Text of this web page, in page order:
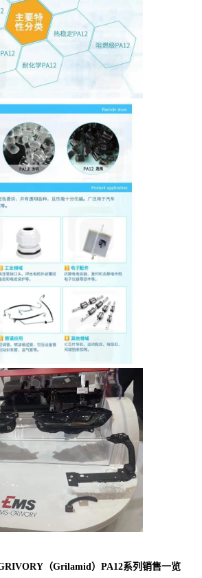
（Grilamid）PA12系列销售一览